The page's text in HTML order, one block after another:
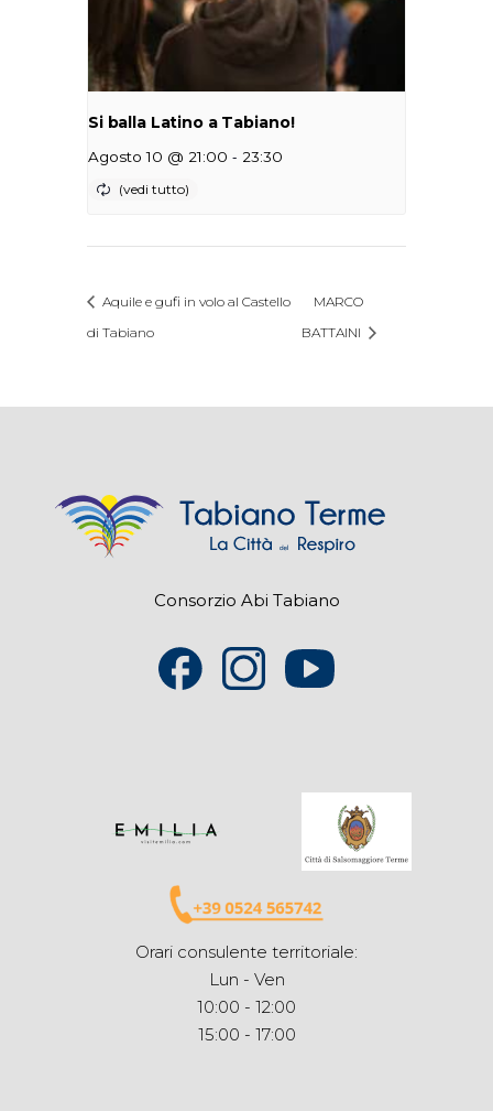
Si balla Latino a Tabiano!
Agosto 10 @ 21:00 - 23:30
Aquile e gufi in volo al Castello
di Tabiano
MARCO
BATTAINI
Consorzio Abi Tabiano
Orari consulente territoriale:
Lun - Ven
10:00 - 12:00
15:00 - 17:00